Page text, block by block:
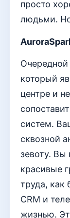
просто
людьми.
Очередной
который
центре и
систем.
сквозной
зевоту. Вы
красивые
труда, как
CRM и
жизнью.